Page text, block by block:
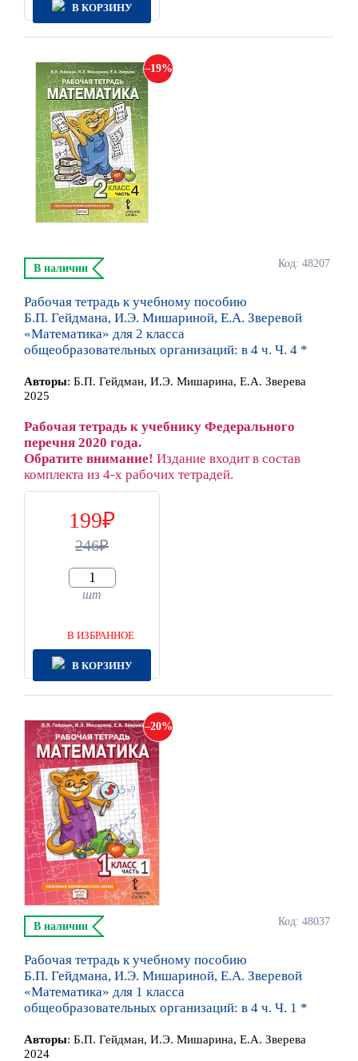
В КОРЗИНУ
19
Код: 48207
В наличии
Рабочая тетрадь к учебному пособию
Б.П. Гейдмана, И.Э. Мишариной, Е.А. Зверевой
«Математика» для 2 класса
общеобразовательных организаций: в 4 ч. Ч. 4 *
Авторы: Б.П. Гейдман, И.Э. Мишарина, Е.А. Зверева
2025
Рабочая тетрадь к учебнику Федерального
перечня 2020 года.
Обратите внимание! Издание входит в состав
комплекта из 4-х рабочих тетрадей.
199
246
шт
В ИЗБРАННОЕ
В КОРЗИНУ
20
Код: 48037
В наличии
Рабочая тетрадь к учебному пособию
Б.П. Гейдмана, И.Э. Мишариной, Е.А. Зверевой
«Математика» для 1 класса
общеобразовательных организаций: в 4 ч. Ч. 1 *
Авторы: Б.П. Гейдман, И.Э. Мишарина, Е.А. Зверева
2024